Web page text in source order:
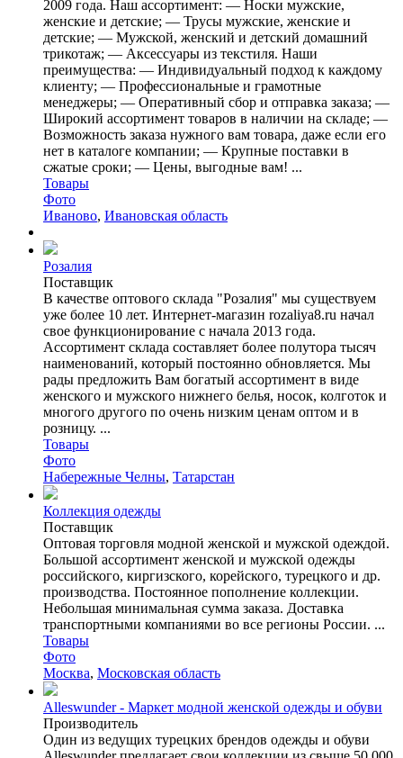
2009 года. Наш ассортимент: — Носки мужские,
женские и детские; — Трусы мужские, женские и
детские; — Мужской, женский и детский домашний
трикотаж; — Аксессуары из текстиля. Наши
преимущества: — Индивидуальный подход к каждому
клиенту; — Профессиональные и грамотные
менеджеры; — Оперативный сбор и отправка заказа; —
Широкий ассортимент товаров в наличии на складе; —
Возможность заказа нужного вам товара, даже если его
нет в каталоге компании; — Крупные поставки в
сжатые сроки; — Цены, выгодные вам! ...
Товары
Фото
Иваново, Ивановская область
Розалия
Поставщик
В качестве оптового склада "Розалия" мы существуем
уже более 10 лет. Интернет-магазин rozaliya8.ru начал
свое функционирование с начала 2013 года.
Ассортимент склада составляет более полутора тысяч
наименований, который постоянно обновляется. Мы
рады предложить Вам богатый ассортимент в виде
женского и мужского нижнего белья, носок, колготок и
многого другого по очень низким ценам оптом и в
розницу. ...
Товары
Фото
Набережные Челны, Татарстан
Коллекция одежды
Поставщик
Оптовая торговля модной женской и мужской одеждой.
Большой ассортимент женской и мужской одежды
российского, киргизского, корейского, турецкого и др.
производства. Постоянное пополнение коллекции.
Небольшая минимальная сумма заказа. Доставка
транспортными компаниями во все регионы России. ...
Товары
Фото
Москва, Московская область
Alleswunder - Маркет модной женской одежды и обуви
Производитель
Один из ведущих турецких брендов одежды и обуви